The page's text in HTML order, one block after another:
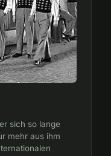
sich so lange
mehr aus ihm